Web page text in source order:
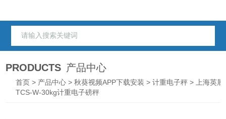
PRODUCTS 产品中心
首页 > 产品中心 >秋葵视频APP下载安装 >计重电子秤 > 上海英展
TCS-W-30kg计重电子磅秤